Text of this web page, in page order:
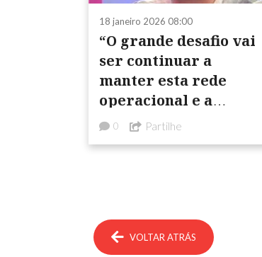
18 janeiro 2026 08:00
“O grande desafio vai
ser continuar a
manter esta rede
operacional e a
melhoria contínua
dos equipamentos
0 Partilhe
VOLTAR ATRÁS